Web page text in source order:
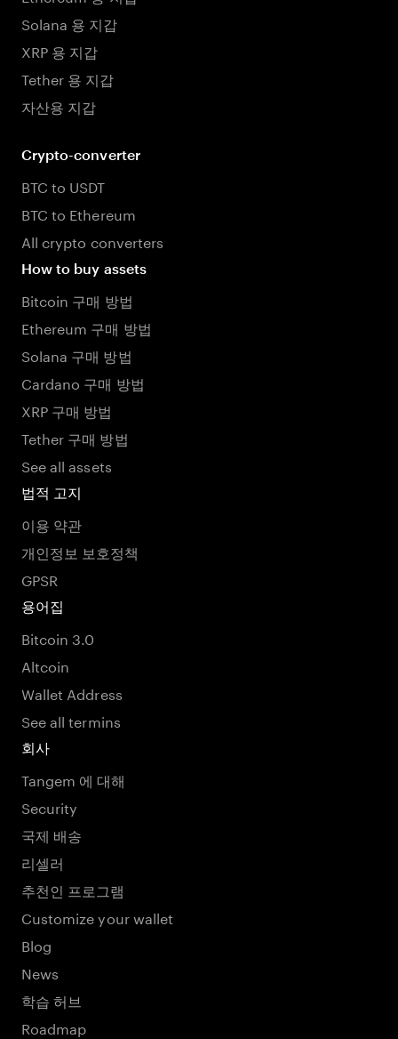
Solana 용 지갑
XRP 용 지갑
Tether 용 지갑
자산용 지갑
Crypto-converter
BTC to USDT
BTC to Ethereum
All crypto converters
How to buy assets
Bitcoin 구매 방법
Ethereum 구매 방법
Solana 구매 방법
Cardano 구매 방법
XRP 구매 방법
Tether 구매 방법
See all assets
법적 고지
이용 약관
개인정보 보호정책
GPSR
용어집
Bitcoin 3.0
Altcoin
Wallet Address
See all termins
회사
Tangem 에 대해
Security
국제 배송
리셀러
추천인 프로그램
Customize your wallet
Blog
News
학습 허브
Roadmap